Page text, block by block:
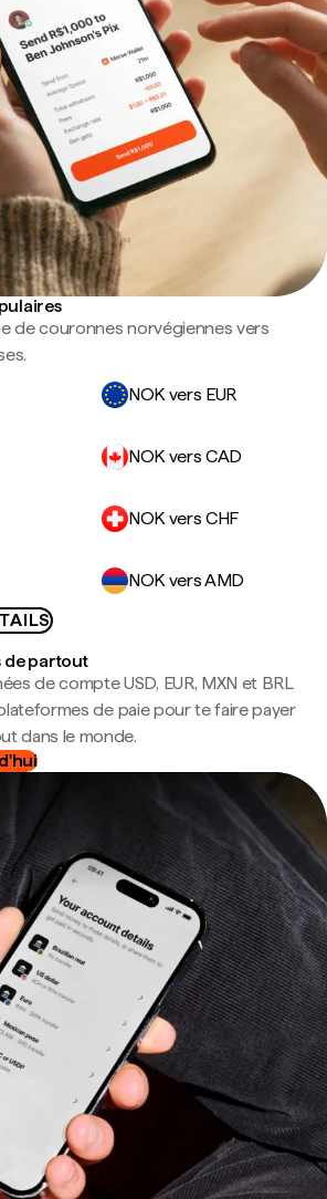
de couronnes norvégiennes vers
NOK vers EUR
NOK vers CAD
NOK vers CHF
NOK vers AMD
de partout
de compte USD, EUR, MXN et BRL
de paie pour te faire payer
dans le monde.